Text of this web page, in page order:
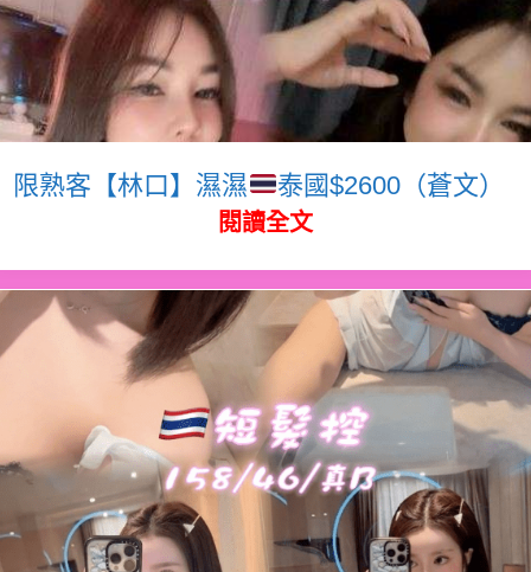
限熟客【林口】濕濕 泰國$2600（蒼文）
閱讀全文